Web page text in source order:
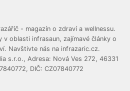
- magazín o zdraví a wellnessu.
v oblasti infrasaun, zajímavé články o
Navštivte nás na infrazaric.cz.
s.r.o., Adresa: Nová Ves 272, 46331
DIČ: CZ07840772